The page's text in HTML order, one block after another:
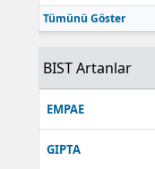
Tümünü Göster
BIST Artanlar
EMPAE
GIPTA